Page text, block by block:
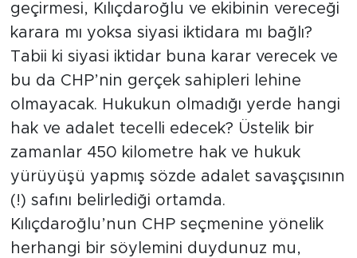
geçirmesi, Kılıçdaroğlu ve ekibinin vereceği
karara mı yoksa siyasi iktidara mı bağlı?
Tabii ki siyasi iktidar buna karar verecek ve
bu da CHP’nin gerçek sahipleri lehine
olmayacak. Hukukun olmadığı yerde hangi
hak ve adalet tecelli edecek? Üstelik bir
zamanlar 450 kilometre hak ve hukuk
yürüyüşü yapmış sözde adalet savaşçısının
(!) safını belirlediği ortamda.
Kılıçdaroğlu’nun CHP seçmenine yönelik
herhangi bir söylemini duydunuz mu,